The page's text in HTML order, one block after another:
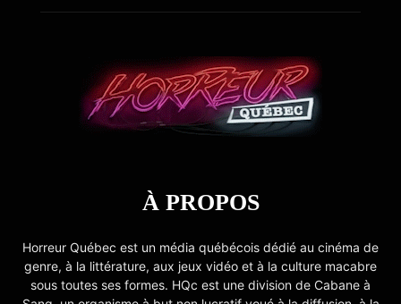
À PROPOS
Horreur Québec est un média québécois dédié au cinéma de
genre, à la littérature, aux jeux vidéo et à la culture macabre
sous toutes ses formes. HQc est une division de Cabane à